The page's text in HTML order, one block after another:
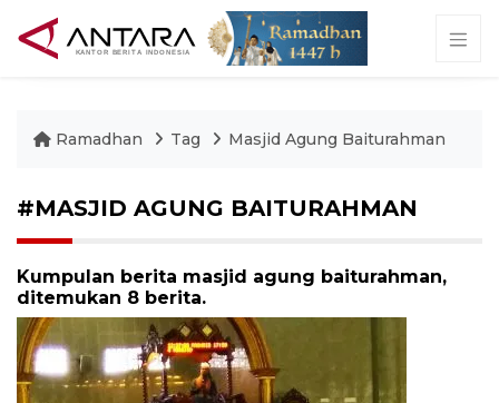
Ramadhan Tag Masjid Agung Baiturahman
#MASJID AGUNG BAITURAHMAN
Kumpulan berita masjid agung baiturahman,
ditemukan 8 berita.